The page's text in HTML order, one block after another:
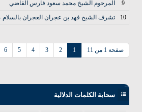
9
المرحوم الشيخ محمد سعود فارس القاضي
10
تشرف الشيخ فهد بن عجران العجران
صفحة 1 من 11 1
2
3
4
5
6
سحابة الكلمات الدلالية